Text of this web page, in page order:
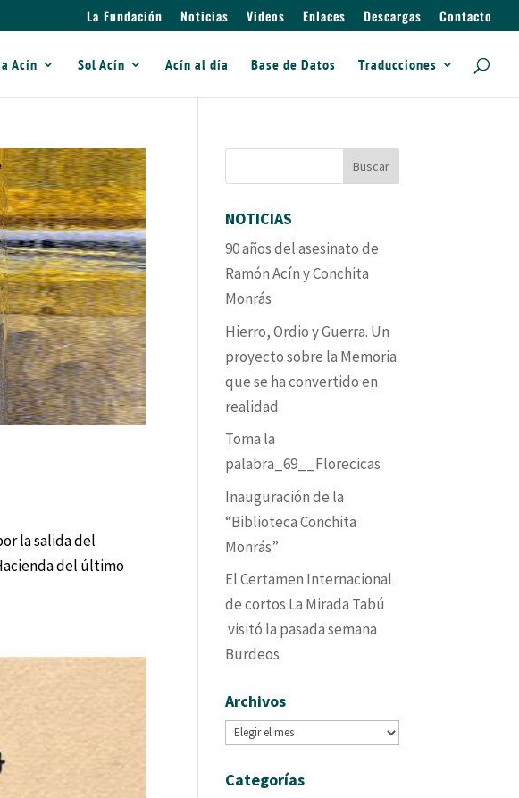
La Fundación Noticias Videos Enlaces Descargas Contacto
Acín Sol Acín Acín al día Base de Datos Traducciones
la salida del
del último
NOTICIAS
90 años del asesinato de
Ramón Acín y Conchita
Monrás
Hierro, Ordio y Guerra. Un
proyecto sobre la Memoria
que se ha convertido en
realidad
Toma la
palabra_69__Florecicas
Inauguración de la
“Biblioteca Conchita
Monrás”
El Certamen Internacional
de cortos La Mirada Tabú
visitó la pasada semana
Burdeos
Archivos
Archivos
Categorías